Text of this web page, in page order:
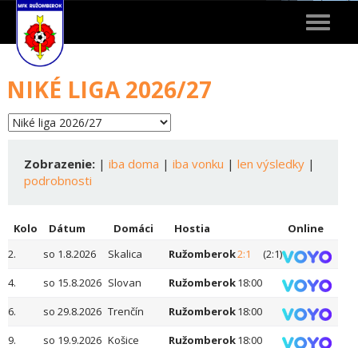
Toggle
NIKÉ LIGA 2026/27
Zobrazenie: | iba doma | iba vonku | len výsledky |
podrobnosti
Kolo Dátum Domáci Hostia
Online
2.
so 1.8.2026 Skalica Ružomberok2:1
(2:1)
4.
so 15.8.2026 Slovan Ružomberok18:00
6.
so 29.8.2026 Trenčín Ružomberok18:00
9.
so 19.9.2026 Košice Ružomberok18:00